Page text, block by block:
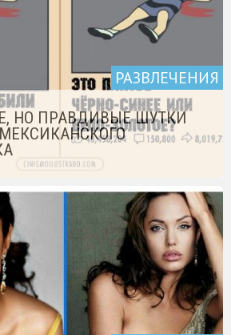
РАЗВЛЕЧЕНИЯ
НО ПРАВДИВЫЕ ШУТКИ